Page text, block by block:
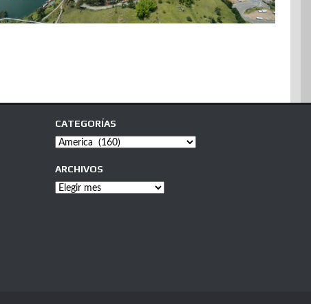
CATEGORÍAS
Categorías
ARCHIVOS
Archivos